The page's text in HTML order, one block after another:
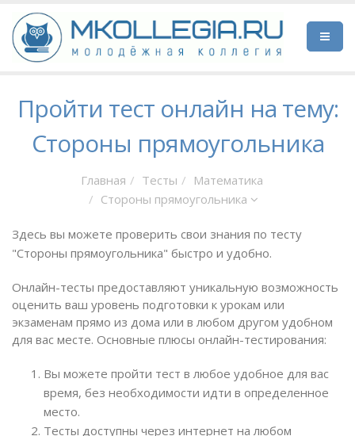
Пройти тест онлайн на тему:
Cтороны прямоугольника
Главная Тесты
Математика
Cтороны прямоугольника
Здесь вы можете проверить свои знания по тесту
"Cтороны прямоугольника" быстро и удобно.
Онлайн-тесты предоставляют уникальную возможность
оценить ваш уровень подготовки к урокам или
экзаменам прямо из дома или в любом другом удобном
для вас месте. Основные плюсы онлайн-тестирования:
Вы можете пройти тест в любое удобное для вас
время, без необходимости идти в определенное
место.
Тесты доступны через интернет на любом